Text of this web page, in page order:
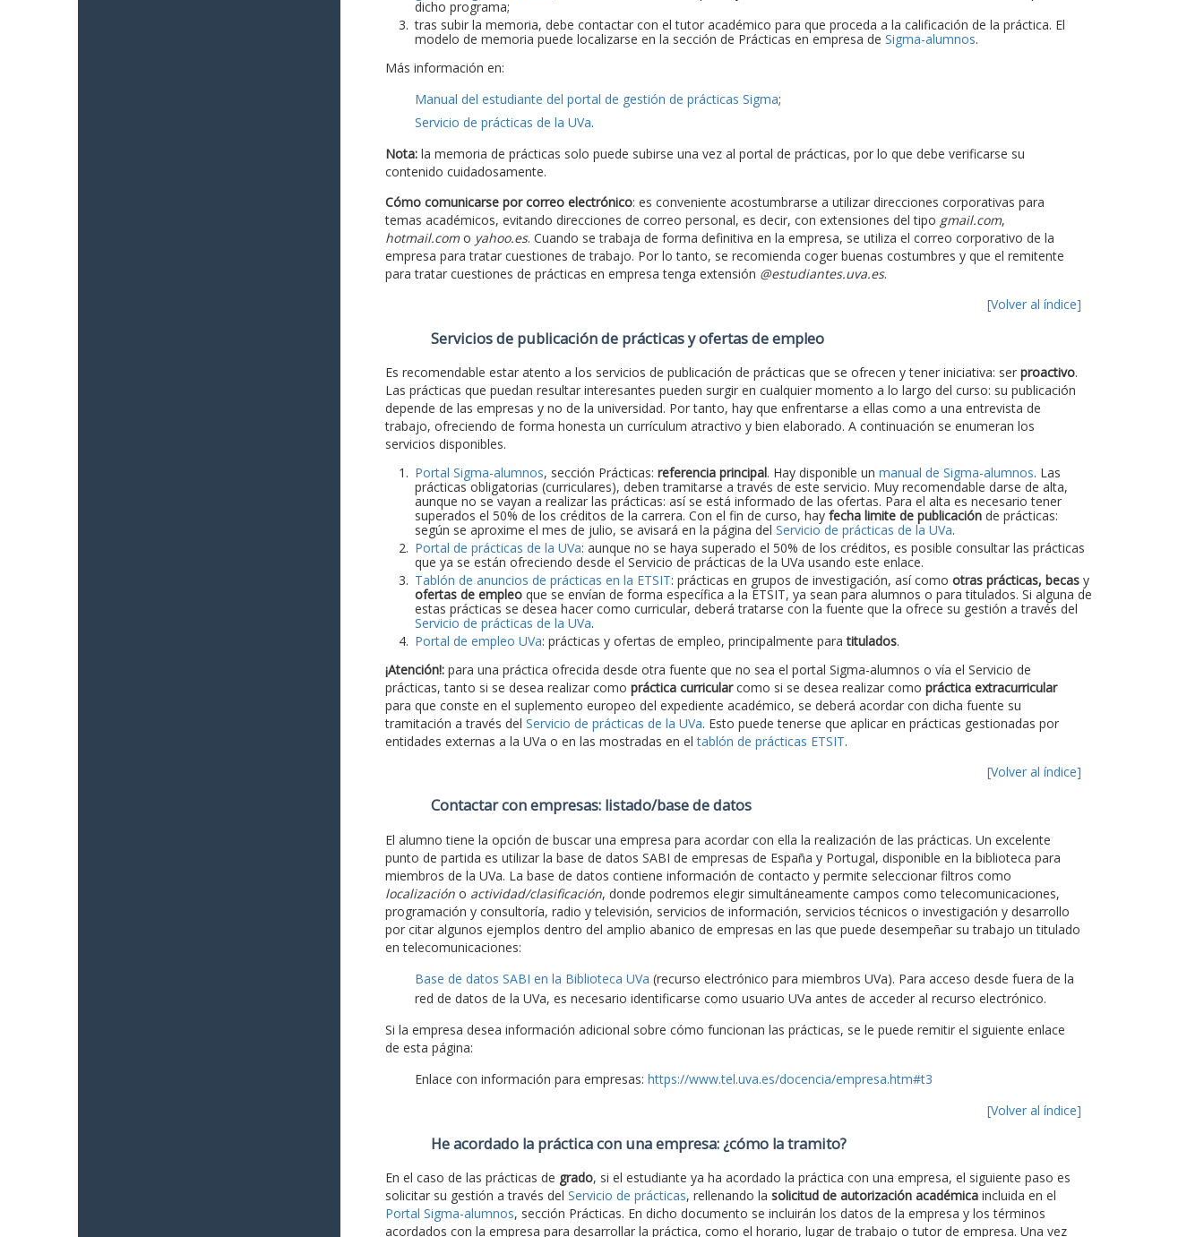
dicho programa;
tras subir la memoria, debe contactar con el tutor académico para que proceda a la calificación de la práctica. El
modelo de memoria puede localizarse en la sección de Prácticas en empresa de Sigma-alumnos.
Más información en:
Manual del estudiante del portal de gestión de prácticas Sigma;
Servicio de prácticas de la UVa.
Nota:la memoria de prácticas solo puede subirse una vez al portal de prácticas, por lo que debe verificarse su
contenido cuidadosamente.
Cómo comunicarse por correo electrónico: es conveniente acostumbrarse a utilizar direcciones corporativas para
temas académicos, evitando direcciones de correo personal, es decir, con extensiones del tipo gmail.com,
hotmail.como yahoo.es. Cuando se trabaja de forma definitiva en la empresa, se utiliza el correo corporativo de la
empresa para tratar cuestiones de trabajo. Por lo tanto, se recomienda coger buenas costumbres y que el remitente
para tratar cuestiones de prácticas en empresa tenga extensión @estudiantes.uva.es.
[Volver al índice]
Servicios de publicación de prácticas y ofertas de empleo
Es recomendable estar atento a los servicios de publicación de prácticas que se ofrecen y tener iniciativa: ser proactivo.
Las prácticas que puedan resultar interesantes pueden surgir en cualquier momento a lo largo del curso: su publicación
depende de las empresas y no de la universidad. Por tanto, hay que enfrentarse a ellas como a una entrevista de
trabajo, ofreciendo de forma honesta un currículum atractivo y bien elaborado. A continuación se enumeran los
servicios disponibles.
Portal Sigma-alumnos, sección Prácticas: referencia principal. Hay disponible un manual de Sigma-alumnos. Las
prácticas obligatorias (curriculares), deben tramitarse a través de este servicio. Muy recomendable darse de alta,
aunque no se vayan a realizar las prácticas: así se está informado de las ofertas. Para el alta es necesario tener
superados el 50% de los créditos de la carrera. Con el fin de curso, hay fecha limite de publicaciónde prácticas:
según se aproxime el mes de julio, se avisará en la página del Servicio de prácticas de la UVa.
Portal de prácticas de la UVa: aunque no se haya superado el 50% de los créditos, es posible consultar las prácticas
que ya se están ofreciendo desde el Servicio de prácticas de la UVa usando este enlace.
Tablón de anuncios de prácticas en la ETSIT: prácticas en grupos de investigación, así como otras prácticas, becasy
ofertas de empleoque se envían de forma específica a la ETSIT, ya sean para alumnos o para titulados. Si alguna de
estas prácticas se desea hacer como curricular, deberá tratarse con la fuente que la ofrece su gestión a través del
Servicio de prácticas de la UVa.
Portal de empleo UVa: prácticas y ofertas de empleo, principalmente paratitulados.
¡Atención!:para una práctica ofrecida desde otra fuente que no sea el portal Sigma-alumnos o vía el Servicio de
prácticas, tanto si se desea realizar como práctica curricularcomo si se desea realizar como práctica extracurricular
para que conste en el suplemento europeo del expediente académico, se deberá acordar con dicha fuente su
tramitación a través del Servicio de prácticas de la UVa. Esto puede tenerse que aplicar en prácticas gestionadas por
entidades externas a la UVa o en las mostradas en eltablón de prácticas ETSIT.
[Volver al índice]
Contactar con empresas: listado/base de datos
El alumno tiene la opción de buscar una empresa para acordar con ella la realización de las prácticas. Un excelente
punto de partida es utilizar la base de datos SABI de empresas de España y Portugal, disponible en la biblioteca para
miembros de la UVa. La base de datos contiene información de contacto y permite seleccionar filtros como
localizacióno actividad/clasificación, donde podremos elegir simultáneamente campos como telecomunicaciones,
programación y consultoría, radio y televisión, servicios de información, servicios técnicos o investigación y desarrollo
por citar algunos ejemplos dentro del amplio abanico de empresas en las que puede desempeñar su trabajo un titulado
en telecomunicaciones:
Base de datos SABI en la Biblioteca UVa (recurso electrónico para miembros UVa). Para acceso desde fuera de la
red de datos de la UVa, es necesario identificarse como usuario UVa antes de acceder al recurso electrónico.
Si la empresa desea información adicional sobre cómo funcionan las prácticas, se le puede remitir el siguiente enlace
de esta página:
Enlace con información para empresas: https://www.tel.uva.es/docencia/empresa.htm#t3
[Volver al índice]
He acordado la práctica con una empresa: ¿cómo la tramito?
En el caso de las prácticas de grado, si el estudiante ya ha acordado la práctica con una empresa, el siguiente paso es
solicitar su gestión a través del Servicio de prácticas, rellenando la solicitud de autorización académicaincluida en el
Portal Sigma-alumnos, sección Prácticas. En dicho documento se incluirán los datos de la empresa y los términos
acordados con la empresa para desarrollar la práctica, como el horario, lugar de trabajo o tutor de empresa. Una vez